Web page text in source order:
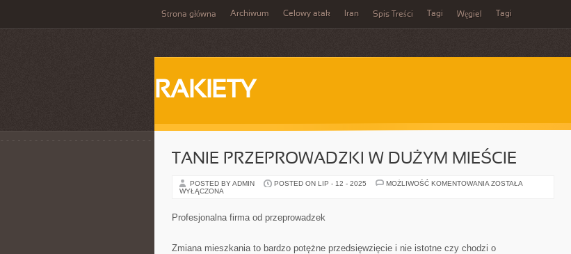
Strona główna Archiwum Celowy atak Iran Spis Treści Tagi Węgiel Tagi
RAKIETY
TANIE PRZEPROWADZKI W DUŻYM MIEŚCIE
POSTED BY ADMIN POSTED ON LIP - 12 - 2025 MOŻLIWOŚĆ KOMENTOWANIA TANIE
ZOSTAŁA
WYŁĄCZONA
Profesjonalna firma od przeprowadzek
Zmiana mieszkania to bardzo potężne przedsięwzięcie i nie istotne czy chodzi o